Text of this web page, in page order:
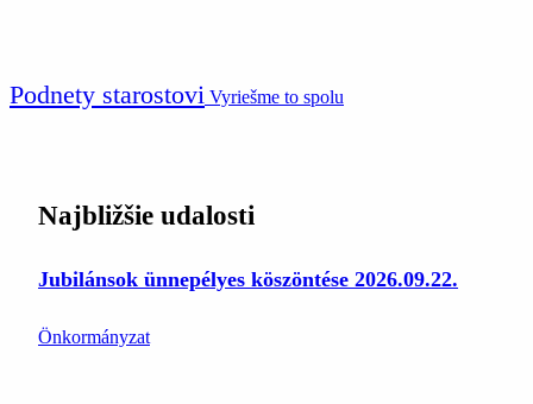
Podnety starostovi Vyriešme to spolu
Najbližšie udalosti
Jubilánsok ünnepélyes köszöntése 2026.09.22.
Önkormányzat